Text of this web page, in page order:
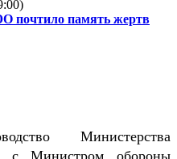
почтило память жертв
Министерства